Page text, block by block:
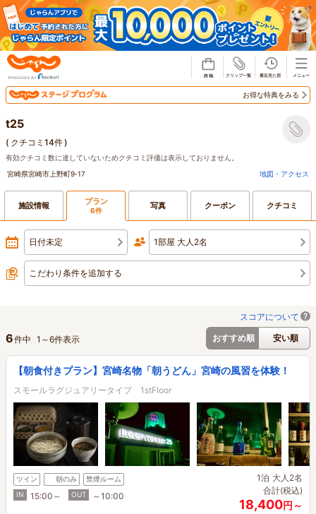
お得な特典をみる
t25
( クチコミ14件)
有効クチコミ数に達していないためクチコミ評価は表示しておりません。
宮崎県宮崎市上野町9‐17
地図・アクセス
施設情報 プラン
6件 写真 クーポン クチコミ
日付未定 1部屋 大人2名
こだわり条件を追加する
スコアについて
おすすめ順
安い順
6件中 1 ～6件表示
【朝食付きプラン】宮崎名物「朝うどん」宮崎の風習を体験！
スモールラグジュアリータイプ 1stFloor
ツイン 朝のみ
禁煙ルーム
IN
15:00～ OUT ～10:00
1泊 大人2名
合計(税込)
18,400円～